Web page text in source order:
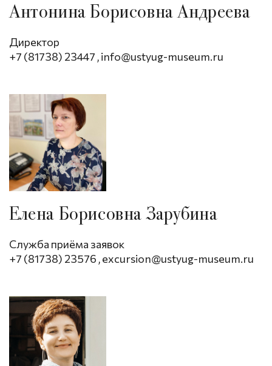
Антонина Борисовна Андреева
Директор
+7 (81738) 23447 ,info@ustyug-museum.ru
Елена Борисовна Зарубина
Служба приёма заявок
+7 (81738) 23576 ,excursion@ustyug-museum.ru